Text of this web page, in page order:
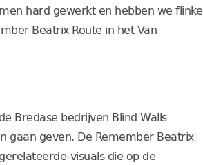
hard gewerkt en hebben we flinke
Beatrix Route in het Van
Bredase bedrijven Blind Walls
gaan geven. De Remember Beatrix
visuals die op de